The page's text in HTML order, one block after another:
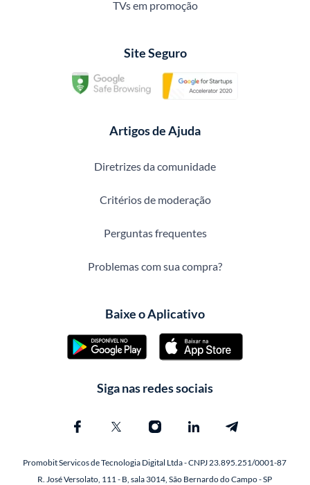
TVs em promoção
Site Seguro
Artigos de Ajuda
Diretrizes da comunidade
Critérios de moderação
Perguntas frequentes
Problemas com sua compra?
Baixe o Aplicativo
Siga nas redes sociais
Promobit Servicos de Tecnologia Digital Ltda - CNPJ 23.895.251/0001-87
R. José Versolato, 111 - B, sala 3014, São Bernardo do Campo - SP